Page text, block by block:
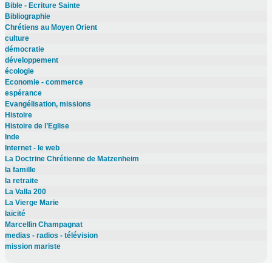
Bible - Ecriture Sainte
Bibliographie
Chrétiens au Moyen Orient
culture
démocratie
développement
écologie
Economie - commerce
espérance
Evangélisation, missions
Histoire
Histoire de l’Eglise
Inde
Internet - le web
La Doctrine Chrétienne de Matzenheim
la famille
la retraite
La Valla 200
La Vierge Marie
laïcité
Marcellin Champagnat
medias - radios - télévision
mission mariste